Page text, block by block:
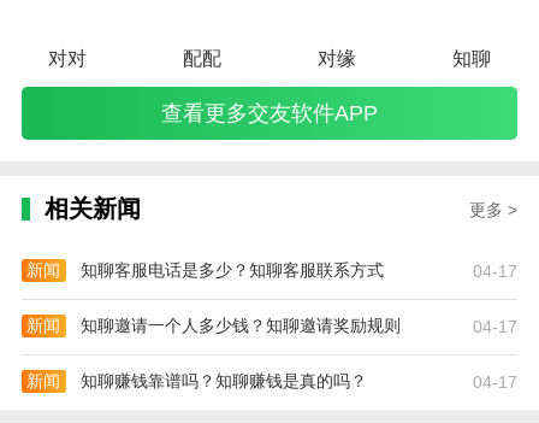
对对 配配 对缘 知聊
查看更多交友软件APP
相关新闻 更多 >
新闻 知聊客服电话是多少？知聊客服联系方式 04-17
新闻 知聊邀请一个人多少钱？知聊邀请奖励规则 04-17
新闻 知聊赚钱靠谱吗？知聊赚钱是真的吗？ 04-17